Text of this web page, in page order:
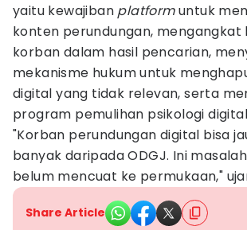
yaitu kewajiban platformuntuk
konten perundungan,
korban dalam hasil pencarian,
mekanisme hukum untuk
digital yang tidak relevan, serta
program pemulihan psikologi
"Korban perundungan digital bisa
banyak daripada ODGJ. Ini
belum mencuat ke permukaan,"
Share Article